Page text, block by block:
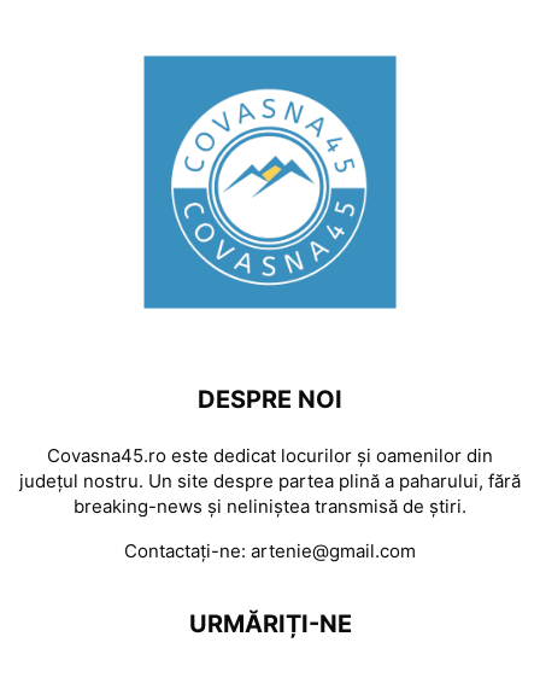
DESPRE NOI
Covasna45.ro este dedicat locurilor și oamenilor din
județul nostru. Un site despre partea plină a paharului, fără
breaking-news și neliniștea transmisă de știri.
Contactați-ne: artenie@gmail.com
URMĂRIȚI-NE